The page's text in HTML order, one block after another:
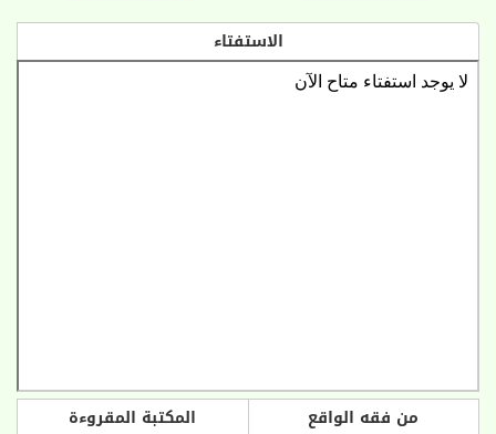
الاستفتاء
من فقه الواقع
المكتبة المقروءة